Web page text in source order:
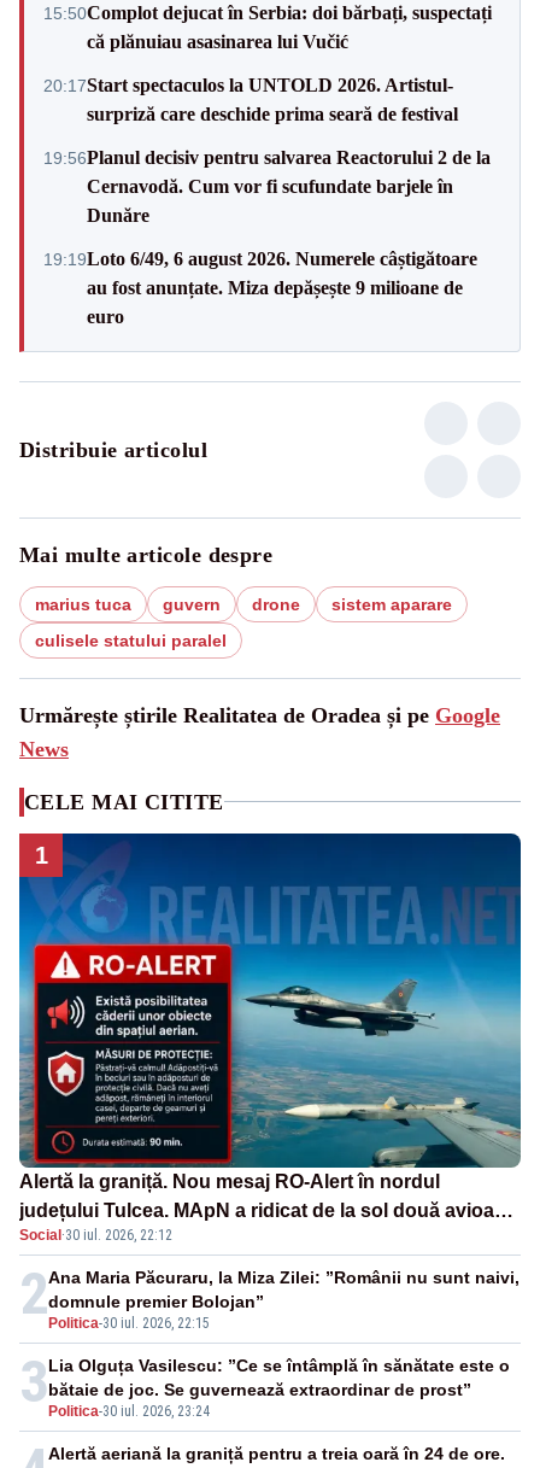
15:50Complot dejucat în Serbia: doi bărbați, suspectați
că plănuiau asasinarea lui Vučić
20:17Start spectaculos la UNTOLD 2026. Artistul-
surpriză care deschide prima seară de festival
19:56Planul decisiv pentru salvarea Reactorului 2 de la
Cernavodă. Cum vor fi scufundate barjele în
Dunăre
19:19Loto 6/49, 6 august 2026. Numerele câștigătoare
au fost anunțate. Miza depășește 9 milioane de
euro
Distribuie articolul
Mai multe articole despre
marius tuca guvern drone
sistem aparare
culisele statului paralel
Urmărește știrile Realitatea de Oradea și pe Google
News
CELE MAI CITITE
1
Alertă la graniță. Nou mesaj RO-Alert în nordul
județului Tulcea. MApN a ridicat de la sol două avioane
F-16
Social ·30 iul. 2026, 22:12
2 Politica-30 iul. 2026, 22:15
Ana Maria Păcuraru, la Miza Zilei: ”Românii nu sunt naivi,
domnule premier Bolojan”
3 Politica-30 iul. 2026, 23:24
Lia Olguța Vasilescu: ”Ce se întâmplă în sănătate este o
bătaie de joc. Se guvernează extraordinar de prost”
Alertă aeriană la graniță pentru a treia oară în 24 de ore.